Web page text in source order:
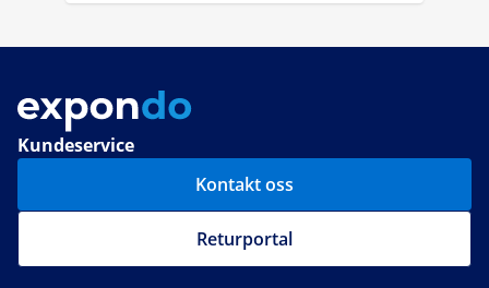
Kundeservice
Kontakt oss
Returportal